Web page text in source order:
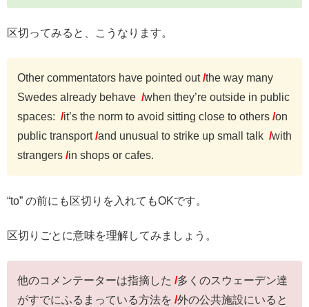
区切ってみると、こうなります。
Other commentators have pointed out/the way many
Swedes already behave /when they’re outside in public
spaces: /it’s the norm to avoid sitting close to others /on
public transport/and unusual to strike up small talk /with
strangers /in shops or cafes.
“to” の前にも区切りを入れてもOKです。
区切りごとに意味を理解してみましょう。
他のコメンテーターは指摘した /多くのスウェーデン達
がすでにふるまっている方法を /外の公共施設にいると